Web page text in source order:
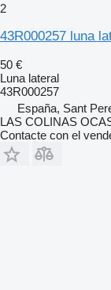
2
43R000257 luna
50 €
Luna lateral
43R000257
España, Sant
LAS COLINAS
Contacte con el